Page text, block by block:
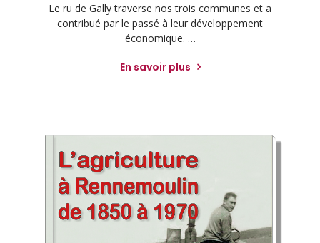
Le ru de Gally traverse nos trois communes et a
contribué par le passé à leur développement
économique. …
En savoir plus